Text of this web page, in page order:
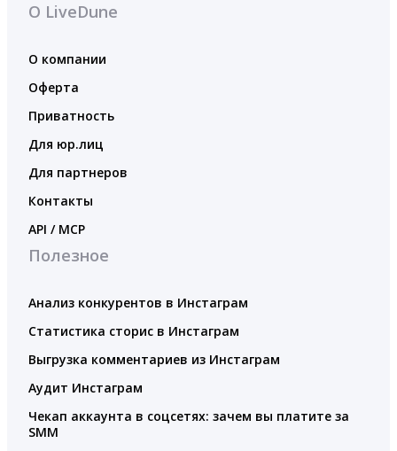
О LiveDune
О компании
Оферта
Приватность
Для юр.лиц
Для партнеров
Контакты
API / MCP
Полезное
Анализ конкурентов в Инстаграм
Статистика сторис в Инстаграм
Выгрузка комментариев из Инстаграм
Аудит Инстаграм
Чекап аккаунта в соцсетях: зачем вы платите за
SMM